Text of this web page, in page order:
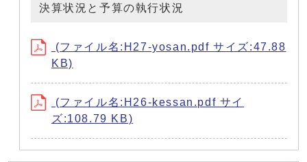
決算状況と予算の執行状況
(ファイル名:H27-yosan.pdf サイズ:47.88
KB)
(ファイル名:H26-kessan.pdf サイ
ズ:108.79 KB)